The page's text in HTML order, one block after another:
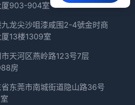
厦903-904室
九龙尖沙咀漆咸围2-4號金时商
13楼1309室
天河区燕岭路123号7层
房
省东莞市南城街道隐山路36号